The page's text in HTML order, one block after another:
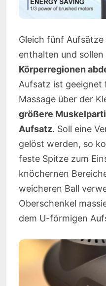
Gleich fünf
enthalten und sollen
Körperregionen
Aufsatz ist geeignet
Massage über der
größere
Aufsatz. Soll eine
gelöst werden, so
feste Spitze zum
knöchernen
weicheren Ball
Oberschenkel
dem U-förmigen